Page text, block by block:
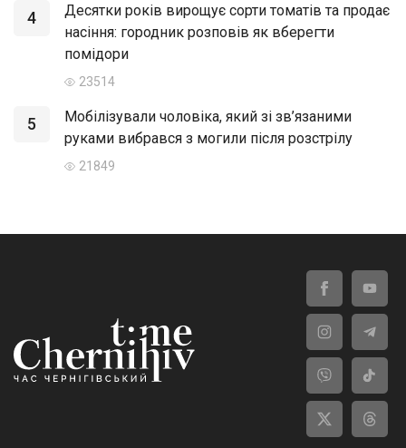
4
Десятки років вирощує сорти томатів та продає
насіння: городник розповів як вберегти
помідори
23514
5
Мобілізували чоловіка, який зі зв’язаними
руками вибрався з могили після розстрілу
21849